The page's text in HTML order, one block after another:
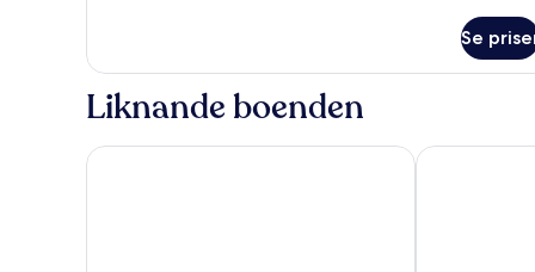
and
2
Sofa
Beds)
fyrbäddsrum
privat
(2
Se
Liknande boenden
CABINN Copenhagen Wakeup